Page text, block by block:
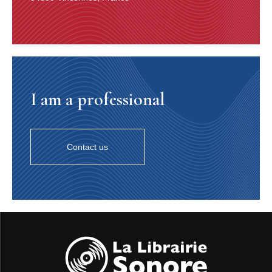
Daphné Patakia, Hervé Pauchon et sa famille, Ismaël
Cem Köklükaya, Melike Sahin, Solon Lekkas, Simon
Abkarian,
Fenia Cossovitsa, Suzan Güverte, Konstantinos
Nikolau.
DJAM, une jeune femme grecque, est envoyée à
Istanbul par son oncle Kakourgos, un ancien marin
passionné de Rébétiko, pour trouver la pièce rare qui
réparera leur bateau. Elle y rencontre Avril, une
française de dix-huit ans, seule et sans argent, venue en
Turquie pour être bénévole auprès des réfugiés. Djam,
généreuse, insolente, imprévisible et libre la prend alors
sous son aile sur le chemin vers Mytilène. Un voyage
fait de rencontres, de musique, de partage et d’espoir.
TONY GATLIF FILMOGRAPHIE
Tony Gatlif, né en 1948, d’un père kabyle et d’une mère
gitane, arrive en France en 1960 après une enfance
1975 et à partir de 1981 aborde un thème qu’il
approfondira de film en film : les Roms du monde entier,
dont il devient le chantre, séduit par une « communauté
I am a professional
Contact us